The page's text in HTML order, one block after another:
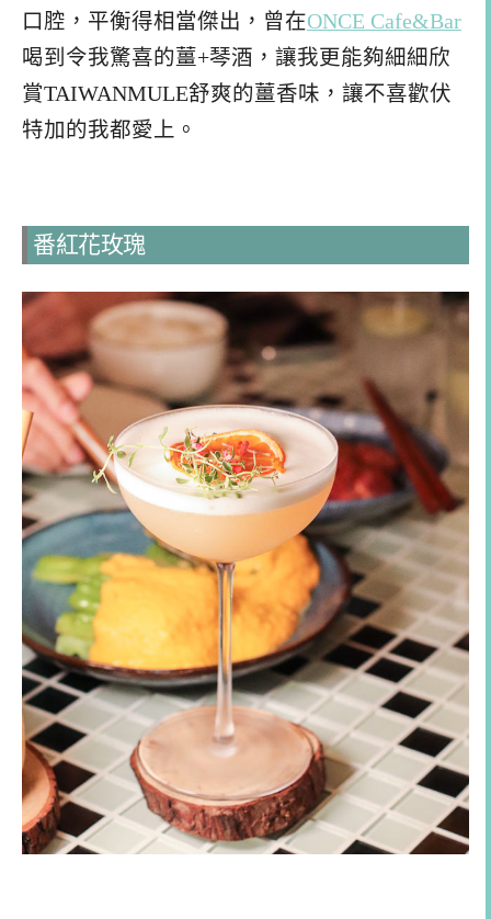
口腔，平衡得相當傑出，曾在ONCE Cafe&Bar
喝到令我驚喜的薑+琴酒，讓我更能夠細細欣
賞TAIWANMULE舒爽的薑香味，讓不喜歡伏
特加的我都愛上。
番紅花玫瑰